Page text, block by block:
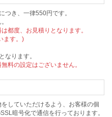
つき、一律550円です。
都度、お見積りとなります。
ます。)
なります。
料の設定はございません。
していただけるよう、お客様の個
暗号化で通信を行っております。